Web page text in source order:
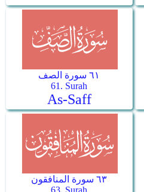
٦١ سورة الصف
61. Surah
As-Saff
٦٣ سورة المنافقون
63. Surah